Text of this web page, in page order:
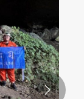
